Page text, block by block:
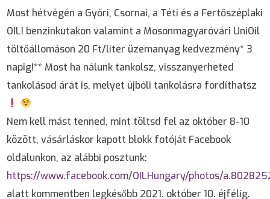
Most hétvégén a Győri, Csornai, a Téti és a Fertőszéplaki
OIL! benzinkutakon valamint a Mosonmagyaróvári UniOil
töltőállomáson 20 Ft/liter üzemanyag kedvezmény* 3
napig!** Most ha nálunk tankolsz, visszanyerheted
tankolásod árát is, melyet újbóli tankolásra fordíthatsz
Nem kell mást tenned, mint töltsd fel az október 8-10
között, vásárláskor kapott blokk fotóját Facebook
oldalunkon, az alábbi posztunk:
https://www.facebook.com/OILHungary/photos/
alatt kommentben legkésőbb 2021. október 10. éjfélig.